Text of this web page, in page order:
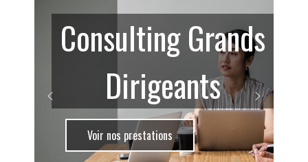
Consulting Grands
Dirigeants
Voir nos prestations